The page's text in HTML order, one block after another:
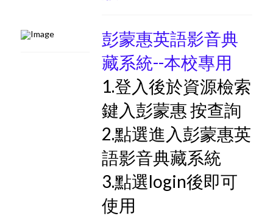
彭蒙惠英語影音典
藏系統--本校專用
1.登入後於資源檢索
鍵入彭蒙惠 按查詢
2.點選進入彭蒙惠英
語影音典藏系統
3.點選login後即可
使用